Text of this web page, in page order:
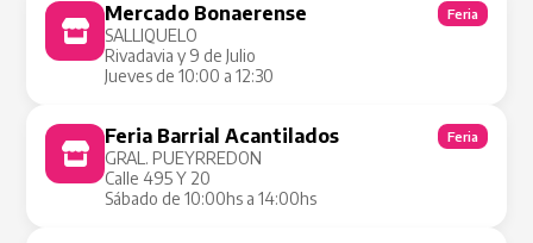
Mercado Bonaerense
SALLIQUELO
Rivadavia y 9 de Julio
Jueves de 10:00 a 12:30
Feria
Feria Barrial Acantilados
GRAL. PUEYRREDON
Calle 495 Y 20
Sábado de 10:00hs a 14:00hs
Feria